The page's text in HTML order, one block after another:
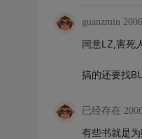
guanzmin
同意LZ,害死
搞的还要找
已经存在
有些书就是